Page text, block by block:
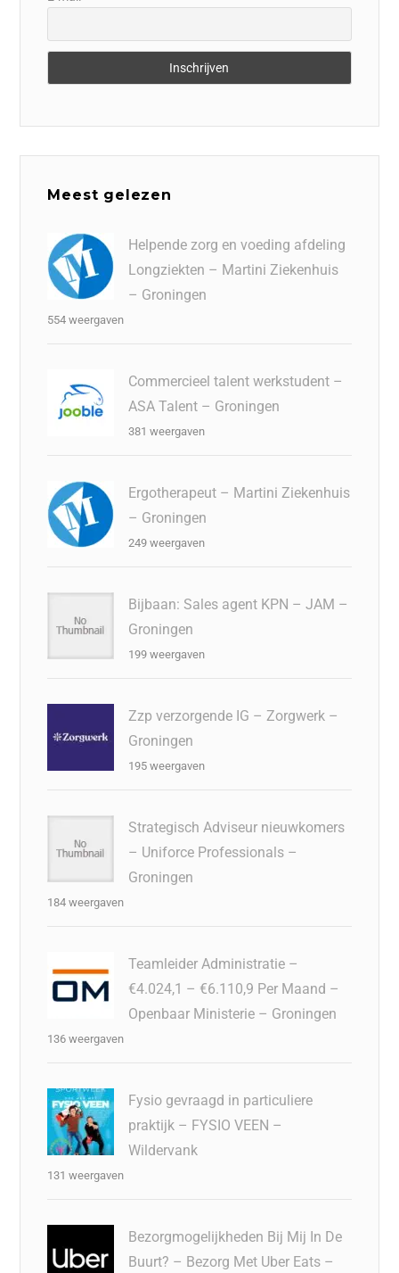
Meest gelezen
Helpende zorg en voeding afdeling
Longziekten – Martini Ziekenhuis
– Groningen
554 weergaven
Commercieel talent werkstudent –
ASA Talent – Groningen
381 weergaven
Ergotherapeut – Martini Ziekenhuis
– Groningen
249 weergaven
Bijbaan: Sales agent KPN – JAM –
Groningen
199 weergaven
Zzp verzorgende IG – Zorgwerk –
Groningen
195 weergaven
Strategisch Adviseur nieuwkomers
– Uniforce Professionals –
Groningen
184 weergaven
Teamleider Administratie –
€4.024,1 – €6.110,9 Per Maand –
Openbaar Ministerie – Groningen
136 weergaven
Fysio gevraagd in particuliere
praktijk – FYSIO VEEN –
Wildervank
131 weergaven
Bezorgmogelijkheden Bij Mij In De
Buurt? – Bezorg Met Uber Eats –